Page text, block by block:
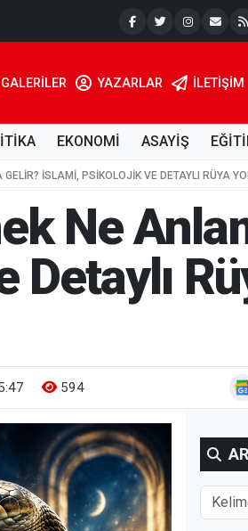
Su Kuyusu
GALERİLER YAZARLAR İLETIŞIM
EKONOMİ ASAYİŞ
İSLAMI, PSIKOLOJIK VE DETAYLI RÜYA
Ne
594